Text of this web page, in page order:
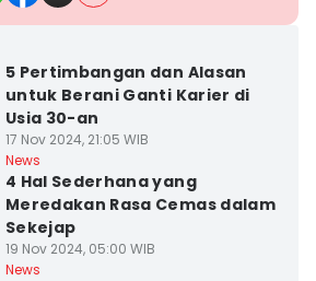
5 Pertimbangan dan Alasan
untuk Berani Ganti Karier di
Usia 30-an
17 Nov 2024, 21:05 WIB
News
4 Hal Sederhana yang
Meredakan Rasa Cemas dalam
Sekejap
19 Nov 2024, 05:00 WIB
News